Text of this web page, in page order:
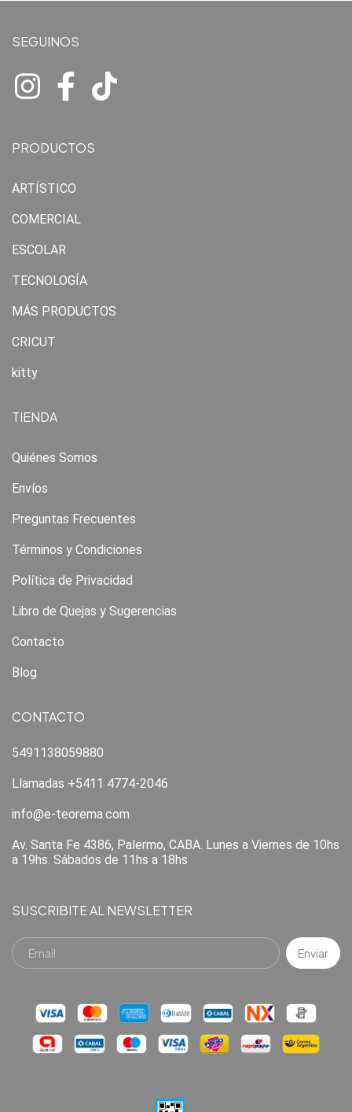
SEGUINOS
PRODUCTOS
ARTÍSTICO
COMERCIAL
ESCOLAR
TECNOLOGÍA
MÁS PRODUCTOS
CRICUT
kitty
TIENDA
Quiénes Somos
Envíos
Preguntas Frecuentes
Términos y Condiciones
Política de Privacidad
Libro de Quejas y Sugerencias
Contacto
Blog
CONTACTO
5491138059880
Llamadas +5411 4774-2046
info@e-teorema.com
Av. Santa Fe 4386, Palermo, CABA. Lunes a Viernes de 10hs
a 19hs. Sábados de 11hs a 18hs
SUSCRIBITE AL NEWSLETTER